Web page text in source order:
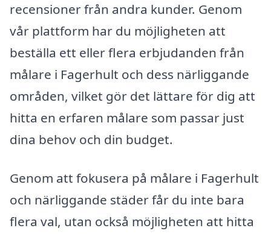
recensioner från andra kunder. Genom
vår plattform har du möjligheten att
beställa ett eller flera erbjudanden från
målare i Fagerhult och dess närliggande
områden, vilket gör det lättare för dig att
hitta en erfaren målare som passar just
dina behov och din budget.
Genom att fokusera på målare i Fagerhult
och närliggande städer får du inte bara
flera val, utan också möjligheten att hitta